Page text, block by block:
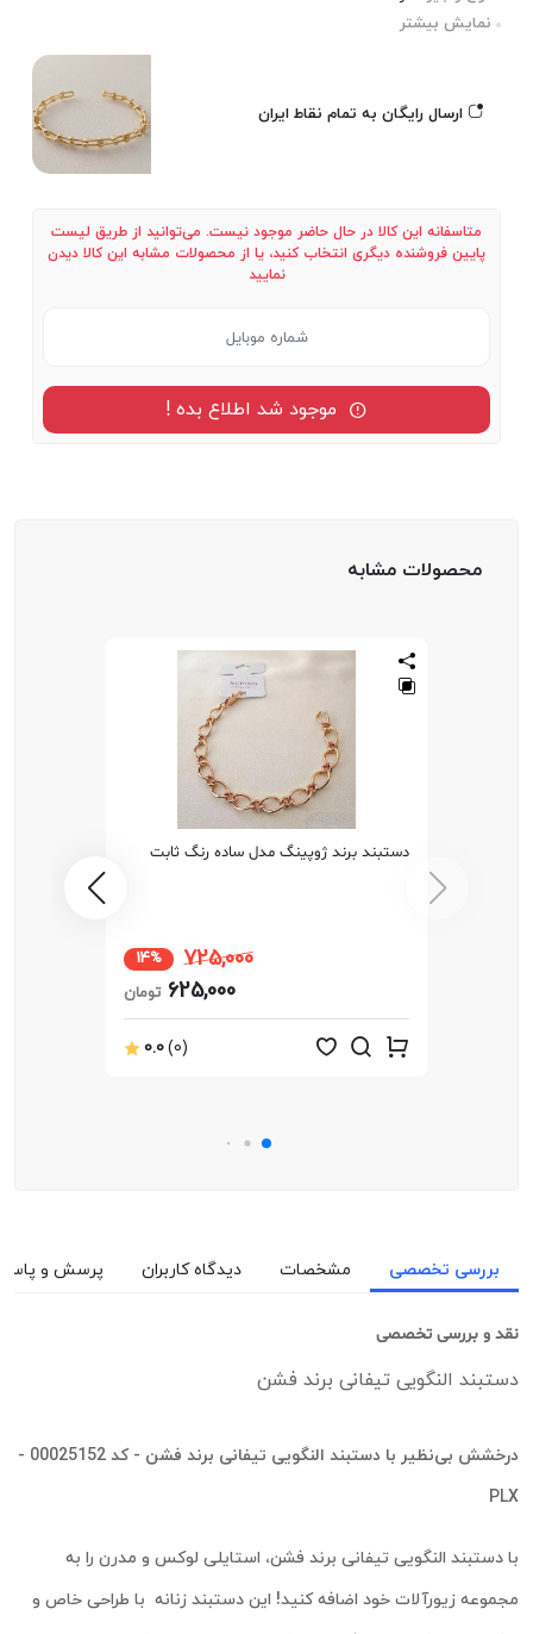
نمایش بیشتر
ارسال رایگان به تمام نقاط ایران
متاسفانه این کالا در حال حاضر موجود نیست. می‌توانید از طریق لیست
پایین فروشنده دیگری انتخاب کنید، یا از محصولات مشابه این کالا دیدن
نمایید
محصولات مشابه
دستبند برند ژوپینگ مدل ساده رنگ ثابت
725,000
14%
625,000 تومان
0.0(0)
بررسی تخصصی مشخصات دیدگاه کاربران پرسش و
نقد و بررسی تخصصی
دستبند النگویی تیفانی برند فشن
درخشش بی‌نظیر با دستبند النگویی تیفانی برند فشن - کد 00025152 -
PLX
با دستبند النگویی تیفانی برند فشن، استایلی لوکس و مدرن را به
مجموعه زیورآلات خود اضافه کنید! این دستبند زنانه با طراحی خاص و